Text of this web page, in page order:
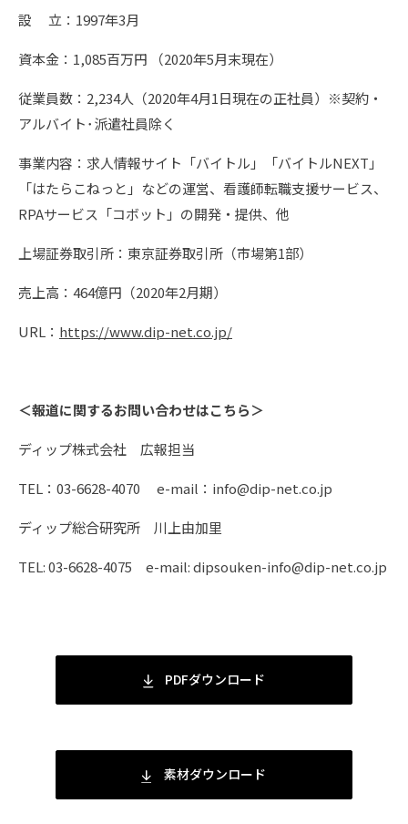
設 立：1997年3月
資本金：1,085百万円 （2020年5月末現在）
従業員数：2,234人（2020年4月1日現在の正社員）※契約・
アルバイト･派遣社員除く
事業内容：求人情報サイト「バイトル」「バイトルNEXT」
「はたらこねっと」などの運営、看護師転職支援サービス、
RPAサービス「コボット」の開発・提供、他
上場証券取引所：東京証券取引所（市場第1部）
売上高：464億円（2020年2月期）
URL： https://www.dip-net.co.jp/
＜報道に関するお問い合わせはこちら＞
ディップ株式会社 広報担当
TEL：03-6628-4070 e-mail：info@dip-net.co.jp
ディップ総合研究所 川上由加里
TEL: 03-6628-4075 e-mail: dipsouken-info@dip-net.co.jp
PDFダウンロード
素材ダウンロード